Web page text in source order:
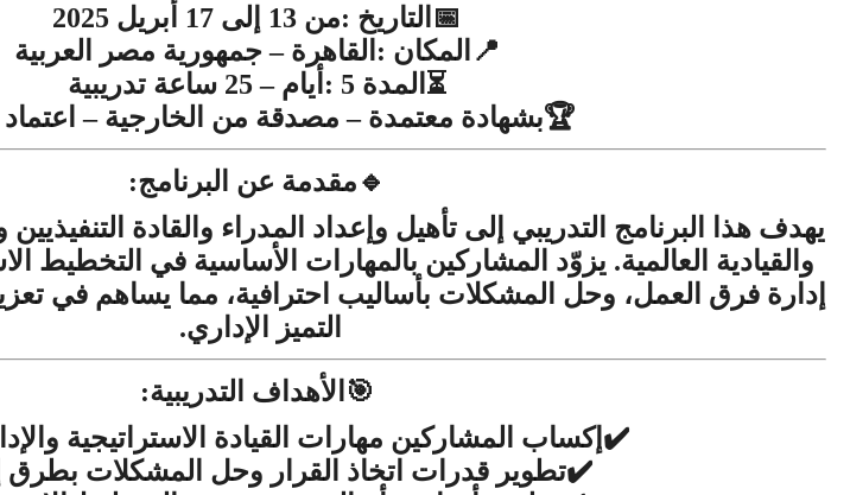
📅 التاريخ :من إلى أبريل
📍 المكان : القاهرة – جمهورية مصر العربية
⏳ المدة : 5 أيام – 25 ساعة تدريبية
🏆بشهادة معتمدة – مصدقة من الخارجية – اعتماد
🔹مقدمة عن البرنامج:
يهدف هذا البرنامج التدريبي إلى تأهيل وإعداد المدراء والقادة التنفيذيين
والقيادية العالمية. يزوّد المشاركين بالمهارات الأساسية في التخطيط
إدارة فرق العمل، وحل المشكلات بأساليب احترافية، مما يساهم في
التميز
الإداري.
🎯 الأهداف التدريبية:
✔️ إكساب المشاركين مهارات القيادة الاستراتيجية
✔️تطوير قدرات اتخاذ القرار وحل المشكلات بطرق